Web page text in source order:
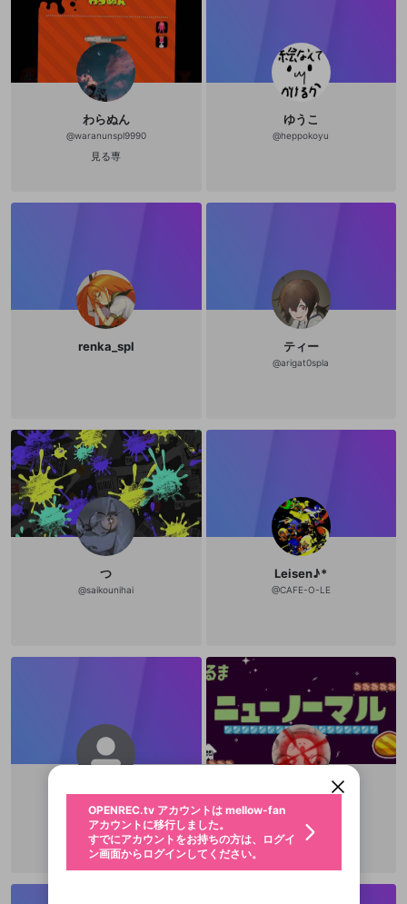
わらぬん
@waranunspl9990
見る専
ゆうこ
@heppokoyu
renka_spl ティー
@arigat0spla
つ
@saikounihai
Leisen♪︎*
@CAFE-O-LE
@
XP29
ファンレター
応援している配信者にファンレターを送ることがで
固定動画に設定
マイページに表示されている動画 (ライブ配信、配
信予定、アーカイブ、アップロード動画) をページ
のトップに1つ固定できます。動画タイトル横のメ
ニューより設定することができます。
選択できるプレイリストがありません。
ご確認ください
OPENREC.tv アカウントは mellow-fan
アカウントに移行しました。
すでにアカウントをお持ちの方は、ログイ
新規登録
メールアドレスで新規登録
新規登録
@
OPENREC.tvアカウントはmellow-fanア
カウントに統合しました。
こちらからOPENREC.tvでログイン中のア
ログイン
メールアドレスでログイン
ログイン
OPENREC.tv アカウントは mellow-fan
アカウントに移行しました。
すでにアカウントをお持ちの方は、ログイ
ン画面からログインしてください。
パーソナルデータの登録
年 月
生年月は登録後に変更できません。
認証コードの入力
不適切なユーザーとして報告しま
すか？
問題を選択してください
サブスクシェア
限定コミュニティ参加方法